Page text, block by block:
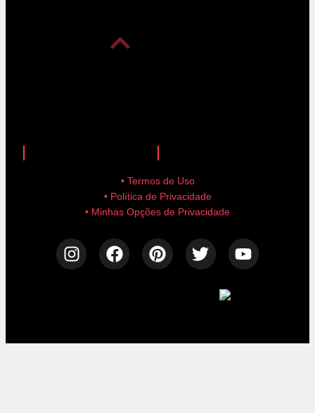
• Termos de Uso
• Política de Privacidade
• Minhas Opções de Privacidade